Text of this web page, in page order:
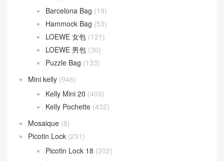
Kelly 24/24
(118)
Kelly depeches (31)
(341)
Lindy 26CM(164)
Lindy 30CM (47)
Loewe 羅意威
(391)
Barcelona Bag (19)
LOEWE 女包
LOEWE 男包
Puzzle Bag(133)